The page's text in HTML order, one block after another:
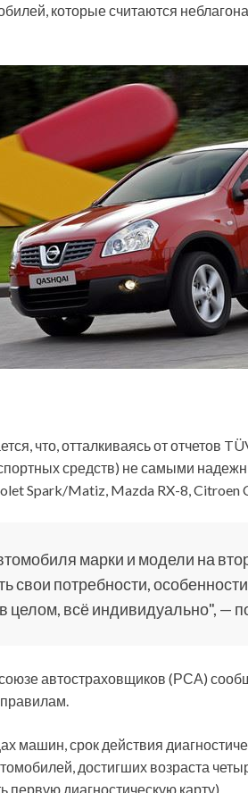
которые считаются
что, отталкиваясь ототчетов
средств) не самыми
Spark/Matiz, Mazda RX-8, Citroen
марки и модели на
свои потребности,
целом, всё индивидуально", —
автостраховщиков (РСА)
машин, срок действия
достигших возраста
первую диагностическую карту).